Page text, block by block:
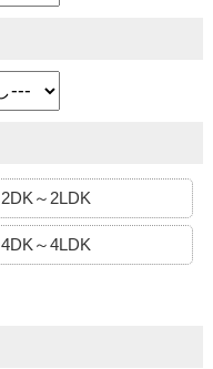
2DK～2LDK
4DK～4LDK